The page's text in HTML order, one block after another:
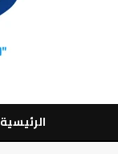
الرئيسية